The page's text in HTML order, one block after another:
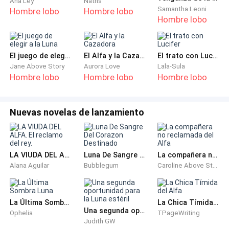
que me presenté oficialmente como Omega.
Suspiré de nuevo mientras miraba los montones de
hojas a mis pies. Decidí terminar rápido aquí. Sabía
que todavía me esperaba una montaña de ropa sucia
y pisos por fregar dentro de la casa principal.
metros de distancia. Ella también era una Omega y
probablemente la única persona en esta manada a la
que podía llamar una verdadera amiga. Me estaba
haciendo señas, agitando la mano para que me
acercara. Levanté un dedo, indicándole que esperara
un minuto. Ataqué las últimas malas hierbas con un
estallido de energía, las amontoné y luego caminé
hacia ella, respirando con dificultad.
Hombre lobo Hombre lobo Samantha Leoni
Hombre lobo
El juego de elegir a la Luna
Jane Above Story
Hombre lobo
El Alfa y la Cazadora
Aurora Love
Hombre lobo
El trato con Lucifer
Lala-Sula
Hombre lobo
Nuevas novelas de lanzamiento
LA VIUDA DEL ALFA. El reclamo del rey.
Alana Aguilar
Luna De Sangre Del Corazon Destinado
Bubblegum
La compañera no reclamada del Alfa
Caroline Above Story
La Última Sombra Luna
Ophelia Una segunda oportunidad para la Luna estéril
Judith GW
La Chica Tímida del Alfa
TPageWriting